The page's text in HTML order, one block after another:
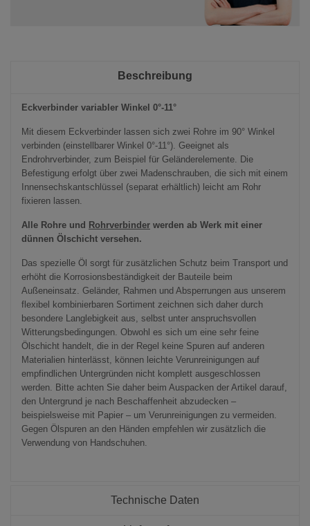
Beschreibung
Eckverbinder variabler Winkel 0°-11°
Mit diesem Eckverbinder lassen sich zwei Rohre im 90° Winkel
verbinden (einstellbarer Winkel 0°-11°). Geeignet als
Endrohrverbinder, zum Beispiel für Geländerelemente. Die
Befestigung erfolgt über zwei Madenschrauben, die sich mit einem
Innensechskantschlüssel (separat erhältlich) leicht am Rohr
fixieren lassen.
Alle Rohre und Rohrverbinder werden ab Werk mit einer
dünnen Ölschicht versehen.
Das spezielle Öl sorgt für zusätzlichen Schutz beim Transport und
erhöht die Korrosionsbeständigkeit der Bauteile beim
Außeneinsatz. Geländer, Rahmen und Absperrungen aus unserem
flexibel kombinierbaren Sortiment zeichnen sich daher durch
besondere Langlebigkeit aus, selbst unter anspruchsvollen
Witterungsbedingungen. Obwohl es sich um eine sehr feine
Ölschicht handelt, die in der Regel keine Spuren auf anderen
Materialien hinterlässt, können leichte Verunreinigungen auf
empfindlichen Untergründen nicht komplett ausgeschlossen
werden. Bitte achten Sie daher beim Auspacken der Artikel darauf,
den Untergrund je nach Beschaffenheit abzudecken –
beispielsweise mit Papier – um Verunreinigungen zu vermeiden.
Gegen Ölspuren an den Händen empfehlen wir zusätzlich die
Verwendung von Handschuhen.
Technische Daten